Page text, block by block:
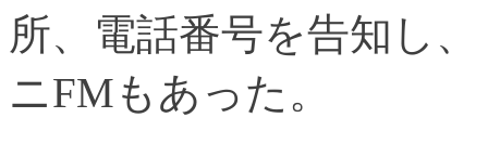
所、電話番号を告知し
ニFMもあった。